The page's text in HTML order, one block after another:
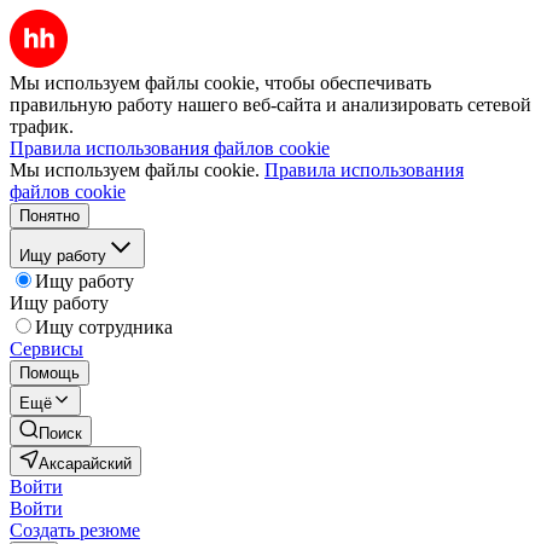
Мы используем файлы cookie, чтобы обеспечивать
правильную работу нашего веб-сайта и анализировать сетевой
трафик.
Правила использования файлов cookie
Мы используем файлы cookie. Правила использования
файлов cookie
Понятно
Ищу работу
Ищу работу
Ищу работу
Ищу сотрудника
Сервисы
Помощь
Ещё
Поиск
Аксарайский
Войти
Войти
Создать резюме